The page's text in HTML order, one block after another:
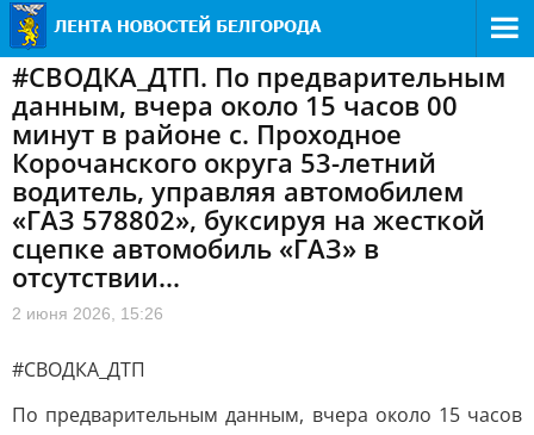
#СВОДКА_ДТП. По предварительным
данным, вчера около 15 часов 00
минут в районе с. Проходное
Корочанского округа 53-летний
водитель, управляя автомобилем
«ГАЗ 578802», буксируя на жесткой
сцепке автомобиль «ГАЗ» в
отсутствии...
2 июня 2026, 15:26
#СВОДКА_ДТП
По предварительным данным, вчера около 15 часов